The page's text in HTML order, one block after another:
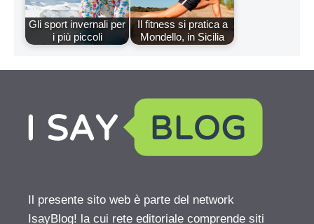
Gli sport invernali per
i più piccoli
Il fitness si pratica a
Mondello, in Sicilia
Il presente sito web è parte del network
IsayBlog! la cui rete editoriale comprende siti